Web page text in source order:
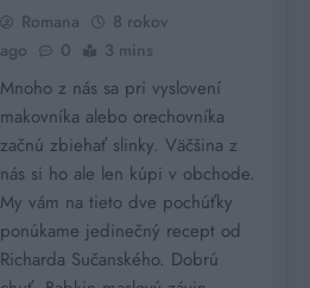
Romana
8 rokov
ago
0 3 mins
Mnoho z nás sa pri vyslovení
makovníka alebo orechovníka
začnú zbiehať slinky. Väčšina z
nás si ho ale len kúpi v obchode.
My vám na tieto dve pochúťky
ponúkame jedinečný recept od
Richarda Sučanského. Dobrú